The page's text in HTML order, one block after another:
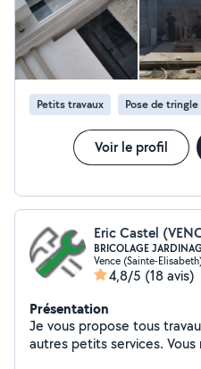
Petits travaux Pose de tringle
Voir le profil
Eric Castel
BRICOLAGE
Vence (Sainte-
4,8/5 (18 avis)
Présentation
Je vous propose tous
autres petits services.